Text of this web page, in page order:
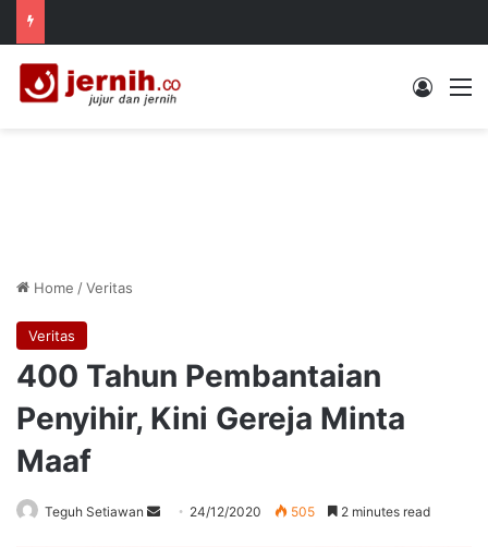
Log In
Home /Veritas
Veritas
400 Tahun Pembantaian
Penyihir, Kini Gereja Minta
Maaf
Teguh Setiawan
Send 24/12/2020 505 2 minutes read